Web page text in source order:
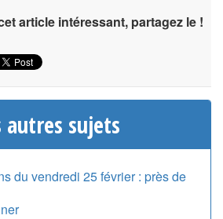
article intéressant, partagez le !
sujets
du vendredi 25 février : près de